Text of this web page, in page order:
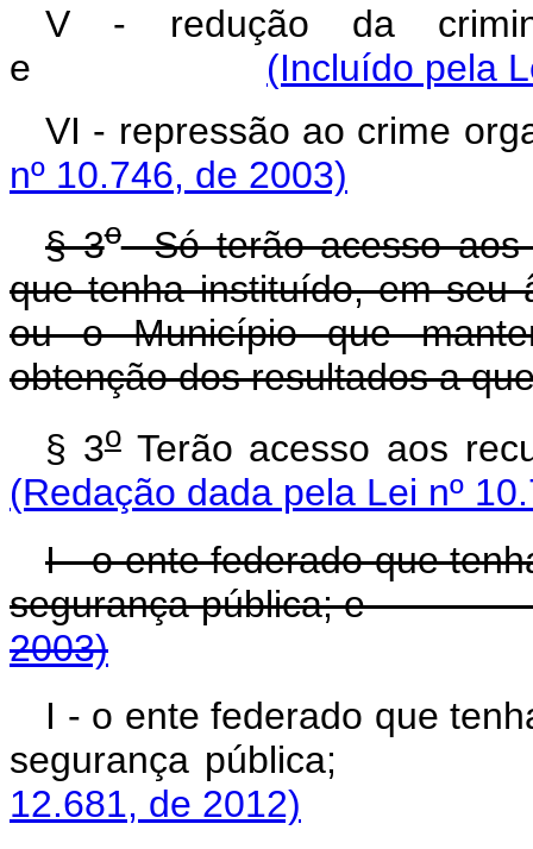
V - redução da
e (Incluído pela
VI - repressão ao
nº 10.746, de 2003)
§ 3oSó terão acesso aos
que tenha instituído, em seu
ou o Município que
obtenção dos resultados a
§ 3oTerão acesso
(Redação dada pela Lei nº
I - o ente federado que
segurança
2003)
I - o ente federado que
segurança
12.681, de 2012)